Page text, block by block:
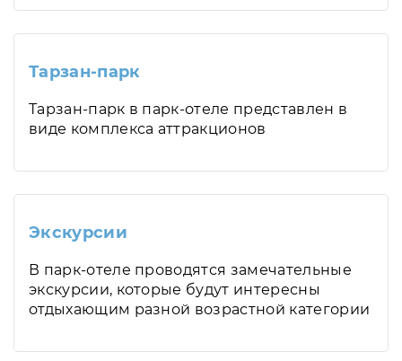
Тарзан-парк
Тарзан-парк в парк-отеле представлен в
виде комплекса аттракционов
Экскурсии
В парк-отеле проводятся замечательные
экскурсии, которые будут интересны
отдыхающим разной возрастной категории